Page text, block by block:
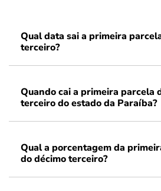
Qual data sai a primeira
terceiro?
Quando cai a primeira parcela
terceiro do estado da Paraíba?​
Qual a porcentagem da
do décimo terceiro​?